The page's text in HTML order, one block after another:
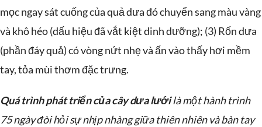
mọc ngay sát cuống của quả dưa đó chuyển sang màu vàng
và khô héo (dấu hiệu đã vắt kiệt dinh dưỡng); (3) Rốn dưa
(phần đáy quả) có vòng nứt nhẹ và ấn vào thấy hơi mềm
tay, tỏa mùi thơm đặc trưng.
Quá trình phát triển của cây dưa lướilà một hành trình
75 ngày đòi hỏi sự nhịp nhàng giữa thiên nhiên và bàn tay